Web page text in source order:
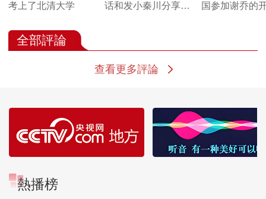
考上了北清大学
话和发小秦川分享考
国参加谢乔的
全部評論
查看更多評論
熱播榜